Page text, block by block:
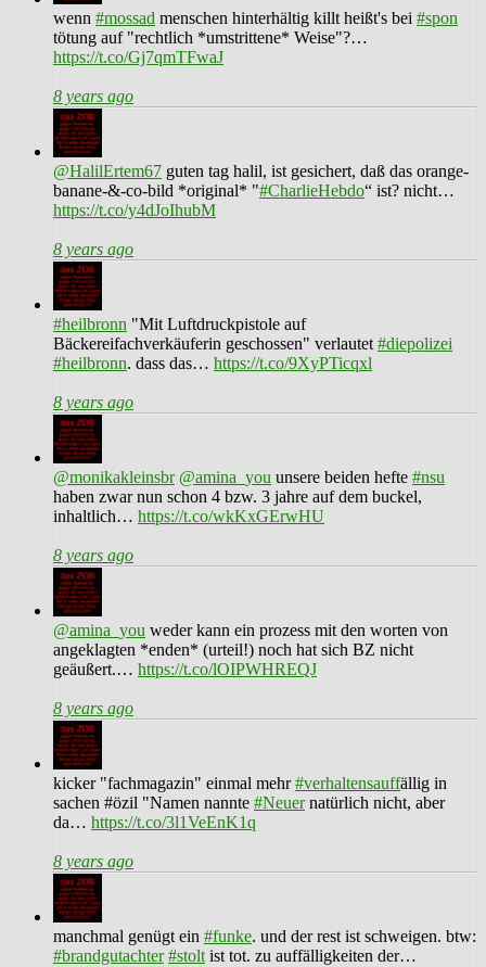
wenn #mossad menschen hinterhältig killt heißt's bei #spon
tötung auf "rechtlich *umstrittene* Weise"?…
https://t.co/Gj7qmTFwaJ
8 years ago
@HalilErtem67 guten tag halil, ist gesichert, daß das orange-
banane-&-co-bild *original* "#CharlieHebdo“ ist? nicht…
https://t.co/y4dJoIhubM
8 years ago
#heilbronn "Mit Luftdruckpistole auf
Bäckereifachverkäuferin geschossen" verlautet #diepolizei
#heilbronn. dass das… https://t.co/9XyPTicqxl
8 years ago
@monikakleinsbr @amina_you unsere beiden hefte #nsu
haben zwar nun schon 4 bzw. 3 jahre auf dem buckel,
inhaltlich… https://t.co/wkKxGErwHU
8 years ago
@amina_you weder kann ein prozess mit den worten von
angeklagten *enden* (urteil!) noch hat sich BZ nicht
geäußert.… https://t.co/lOIPWHREQJ
8 years ago
kicker "fachmagazin" einmal mehr#verhaltensauffällig in
sachen #özil "Namen nannte #Neuernatürlich nicht, aber
da… https://t.co/3l1VeEnK1q
8 years ago
manchmal genügt ein #funke. und der rest ist schweigen. btw:
#brandgutachter #stolt ist tot. zu auffälligkeiten der…